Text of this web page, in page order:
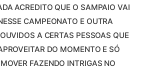
ACREDITO QUE O SAMPAIO VAI
CAMPEONATO E OUTRA
A CERTAS PESSOAS QUE
DO MOMENTO E SÓ
FAZENDO INTRIGAS NO